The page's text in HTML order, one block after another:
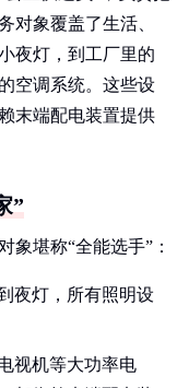
对象覆盖了生活、
夜灯，到工厂里的
空调系统。这些设
末端配电装置提供
”
象堪称“全能选手”：
夜灯，所有照明设
视机等大功率电